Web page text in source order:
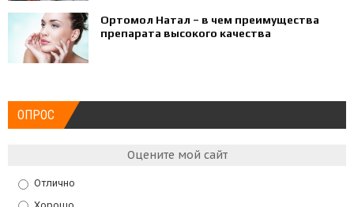
Ортомол Натал – в чем преимущества
препарата высокого качества
ОПРОС
Оцените мой сайт
Отлично
Хорошо